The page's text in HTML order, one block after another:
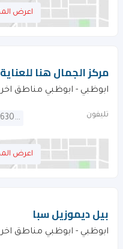
اعرض
مركز الجمال هنا
ابوظبي - ابوظبي مناطق
تليفون 025630564
اعرض
بيل ديموزيل سبا
ابوظبي - ابوظبي مناطق